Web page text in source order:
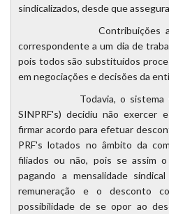
sindicalizados, desde que
Contribuições
correspondente a um dia de
pois todos são substituídos
em negociações e decisões da
Todavia, o sistema
SINPRF's) decidiu não exercer
firmar acordo para efetuar
PRF's lotados no âmbito da
filiados ou não, pois se assim
pagando a mensalidade
remuneração e o desconto
possibilidade de se opor ao